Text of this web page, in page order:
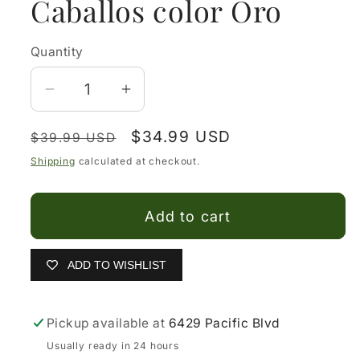
Caballos color Oro
Quantity
Decrease
for
Moños
Negro
con
Caballos
Oro
Increase
for
Moños
Diamond
Negro
con
Caballos
Oro
Regular
price
$39.99 USD
Sale
price
$34.99 USD
Shipping calculated at checkout.
Add to cart
ADD TO WISHLIST
Pickup available at 6429 Pacific Blvd
Usually ready in 24 hours